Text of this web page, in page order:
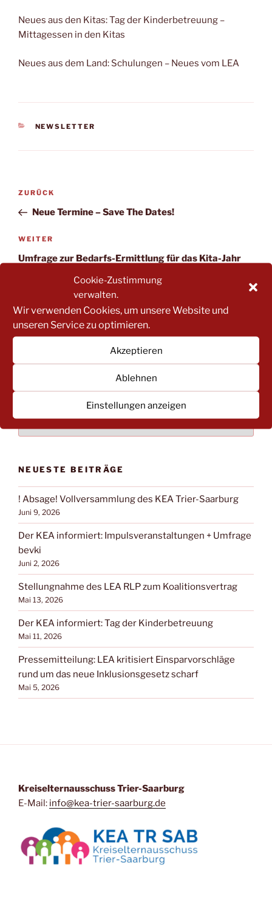
Cookie-Zustimmung
verwalten.
Wir verwenden Cookies, um unsere Website und
unseren Service zu optimieren.
Akzeptieren
Ablehnen
Einstellungen anzeigen
Neues aus den Kitas: Tag der Kinderbetreuung –
Mittagessen in den Kitas
Neues aus dem Land: Schulungen – Neues vom LEA
KATEGORIEN
NEWSLETTER
Beitragsnavigation
Vorheriger
Beitrag
ZURÜCK
Neue Termine – Save The Dates!
Nächster
Beitrag
WEITER
Umfrage zur Bedarfs-Ermittlung für das Kita-Jahr
Suchen
NACH BEITRAGSKATEGORIEN FILTERN:
BEITRAGSKATEGORIEN
NEUESTE BEITRÄGE
! Absage! Vollversammlung des KEA Trier-Saarburg
Juni 9, 2026
Der KEA informiert: Impulsveranstaltungen + Umfrage
bevki
Juni 2, 2026
Stellungnahme des LEA RLP zum Koalitionsvertrag
Mai 13, 2026
Der KEA informiert: Tag der Kinderbetreuung
Mai 11, 2026
Pressemitteilung: LEA kritisiert Einsparvorschläge
rund um das neue Inklusionsgesetz scharf
Mai 5, 2026
Kreiselternausschuss Trier-Saarburg
E-Mail: info@kea-trier-saarburg.de